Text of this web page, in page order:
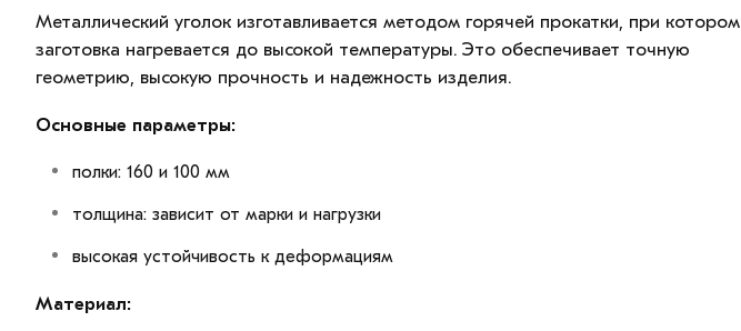
Металлический уголок изготавливается методом горячей прокатки, при котором
заготовка нагревается до высокой температуры. Это обеспечивает точную
геометрию, высокую прочность и надежность изделия.
Основные параметры:
полки: 160 и 100 мм
толщина: зависит от марки и нагрузки
высокая устойчивость к деформациям
Материал: